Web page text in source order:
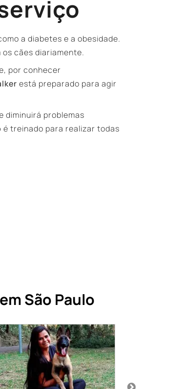
a diabetes e a obesidade.
cães diariamente.
por conhecer
está preparado para agir
diminuirá problemas
é treinado para realizar todas
São Paulo